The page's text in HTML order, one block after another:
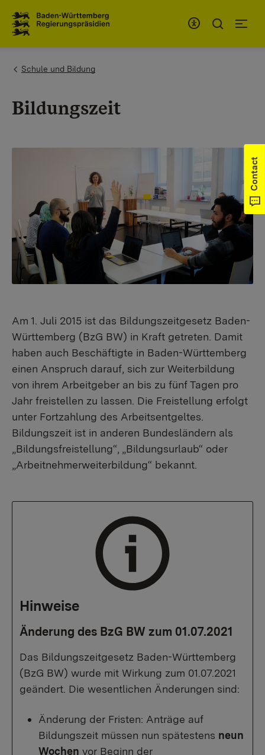
You are here:
Schule und Bildung
Bildungszeit
Am 1. Juli 2015 ist das Bildungszeitgesetz Baden-
Württemberg (BzG BW) in Kraft getreten. Damit
haben auch Beschäftigte in Baden-Württemberg
einen Anspruch darauf, sich zur Weiterbildung
von ihrem Arbeitgeber an bis zu fünf Tagen pro
Jahr freistellen zu lassen. Die Freistellung erfolgt
unter Fortzahlung des Arbeitsentgeltes.
Bildungszeit ist in anderen Bundesländern als
„Bildungsfreistellung“, „Bildungsurlaub“ oder
„Arbeitnehmerweiterbildung“ bekannt.
Hinweise
Änderung des BzG BW zum 01.07.2021
Das Bildungszeitgesetz Baden-Württemberg
(BzG BW) wurde mit Wirkung zum 01.07.2021
geändert. Die wesentlichen Änderungen sind:
Änderung der Fristen: Anträge auf
Bildungszeit müssen nun spätestens neun
Wochen vor Beginn der
Contact